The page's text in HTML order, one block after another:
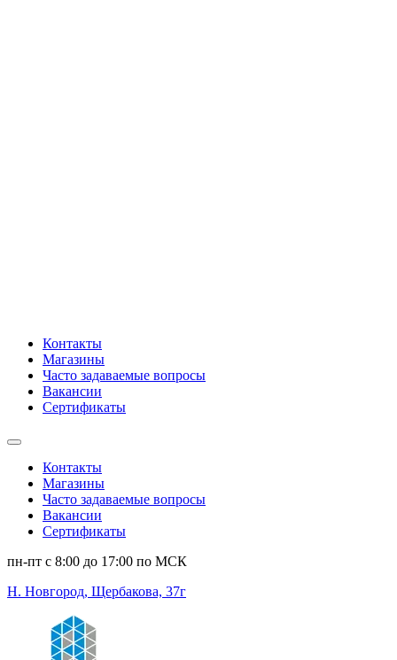
Контакты
Магазины
Часто задаваемые вопросы
Вакансии
Сертификаты
Контакты
Магазины
Часто задаваемые вопросы
Вакансии
Сертификаты
пн-пт c 8:00 до 17:00 по МСК
Н. Новгород, Щербакова, 37г